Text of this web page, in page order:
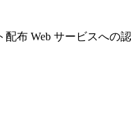
布 Web サービスへの